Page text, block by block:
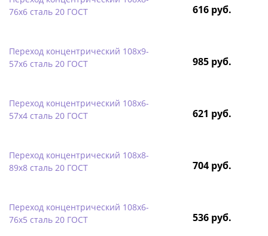
76х6 сталь 20 ГОСТ
616 руб.
Переход концентрический 108х9-
57х6 сталь 20 ГОСТ
985 руб.
Переход концентрический 108х6-
57х4 сталь 20 ГОСТ
621 руб.
Переход концентрический 108х8-
89х8 сталь 20 ГОСТ
704 руб.
Переход концентрический 108х6-
76х5 сталь 20 ГОСТ
536 руб.